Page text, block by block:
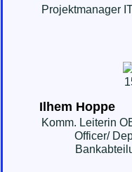
Projektmanager
Ilhem Hoppe
Komm. Leiterin
Officer/